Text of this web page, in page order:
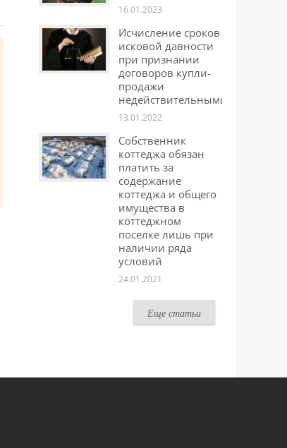
16.01.2023
Исчисление сроков
исковой давности
при признании
договоров купли-
продажи
недействительными
13.01.2022
Собственник
коттеджа обязан
платить за
содержание
коттеджа и общего
имущества в
коттеджном
поселке лишь при
наличии ряда
условий
24.01.2021
Еще статьи